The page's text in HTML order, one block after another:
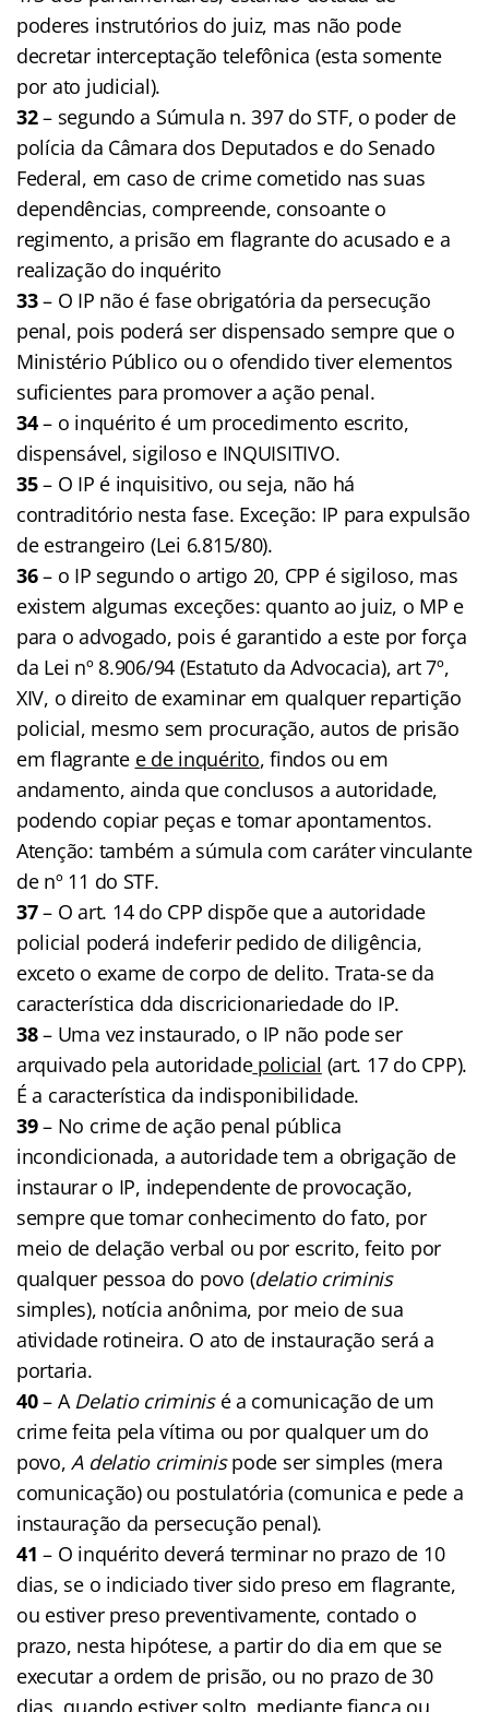
poderes instrutórios do juiz, mas não pode
decretar interceptação telefônica (esta somente
por ato judicial).
32– segundo a Súmula n. 397 do STF, o poder de
polícia da Câmara dos Deputados e do Senado
Federal, em caso de crime cometido nas suas
dependências, compreende, consoante o
regimento, a prisão em flagrante do acusado e a
realização do inquérito
33– O IP não é fase obrigatória da persecução
penal, pois poderá ser dispensado sempre que o
Ministério Público ou o ofendido tiver elementos
suficientes para promover a ação penal.
34– o inquérito é um procedimento escrito,
dispensável, sigiloso e INQUISITIVO.
35– O IP é inquisitivo, ou seja, não há
contraditório nesta fase. Exceção: IP para expulsão
de estrangeiro (Lei 6.815/80).
36– o IP segundo o artigo 20, CPP é sigiloso, mas
existem algumas exceções: quanto ao juiz, o MP e
para o advogado, pois é garantido a este por força
da Lei nº 8.906/94 (Estatuto da Advocacia), art 7º,
XIV, o direito de examinar em qualquer repartição
policial, mesmo sem procuração, autos de prisão
em flagrante e de inquérito, findos ou em
andamento, ainda que conclusos a autoridade,
podendo copiar peças e tomar apontamentos.
Atenção: também a súmula com caráter vinculante
de nº 11 do STF.
37– O art. 14 do CPP dispõe que a autoridade
policial poderá indeferir pedido de diligência,
exceto o exame de corpo de delito. Trata-se da
característica dda discricionariedade do IP.
38– Uma vez instaurado, o IP não pode ser
arquivado pela autoridadepolicial (art. 17 do CPP).
É a característica da indisponibilidade.
39– No crime de ação penal pública
incondicionada, a autoridade tem a obrigação de
instaurar o IP, independente de provocação,
sempre que tomar conhecimento do fato, por
meio de delação verbal ou por escrito, feito por
qualquer pessoa do povo (delatio criminis
simples), notícia anônima, por meio de sua
atividade rotineira. O ato de instauração será a
portaria.
40– ADelatio criminisé a comunicação de um
crime feita pela vítima ou por qualquer um do
povo,A delatio criminispode ser simples (mera
comunicação) ou postulatória (comunica e pede a
instauração da persecução penal).
41 – O inquérito deverá terminar no prazo de 10
dias, se o indiciado tiver sido preso em flagrante,
ou estiver preso preventivamente, contado o
prazo, nesta hipótese, a partir do dia em que se
executar a ordem de prisão, ou no prazo de 30
dias, quando estiver solto, mediante fiança ou